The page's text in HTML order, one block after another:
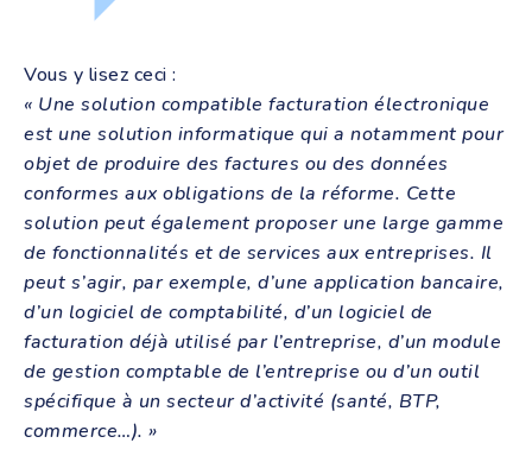
Vous y lisez ceci :
« Une solution compatible facturation électronique
est une solution informatique qui a notamment pour
objet de produire des factures ou des données
conformes aux obligations de la réforme. Cette
solution peut également proposer une large gamme
de fonctionnalités et de services aux entreprises. Il
peut s’agir, par exemple, d’une application bancaire,
d’un logiciel de comptabilité, d’un logiciel de
facturation déjà utilisé par l’entreprise, d’un module
de gestion comptable de l’entreprise ou d’un outil
spécifique à un secteur d’activité (santé, BTP,
commerce…). »